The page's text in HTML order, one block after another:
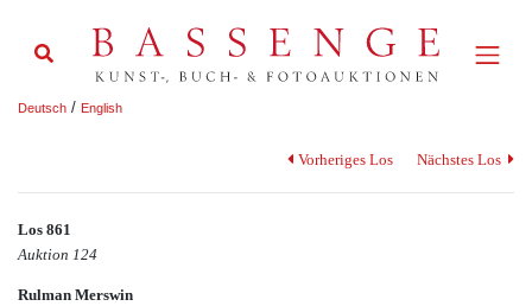
Deutsch / English
Vorheriges Los Nächstes Los
Los 861
Auktion 124
Rulman Merswin